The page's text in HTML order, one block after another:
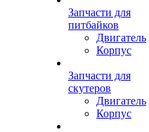
Запчасти для
питбайков
Двигатель
Корпус
Запчасти для
скутеров
Двигатель
Корпус